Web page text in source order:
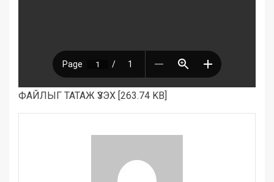
ФАЙЛЫГ ТАТАЖ ҮЗЭХ [263.74 KB]